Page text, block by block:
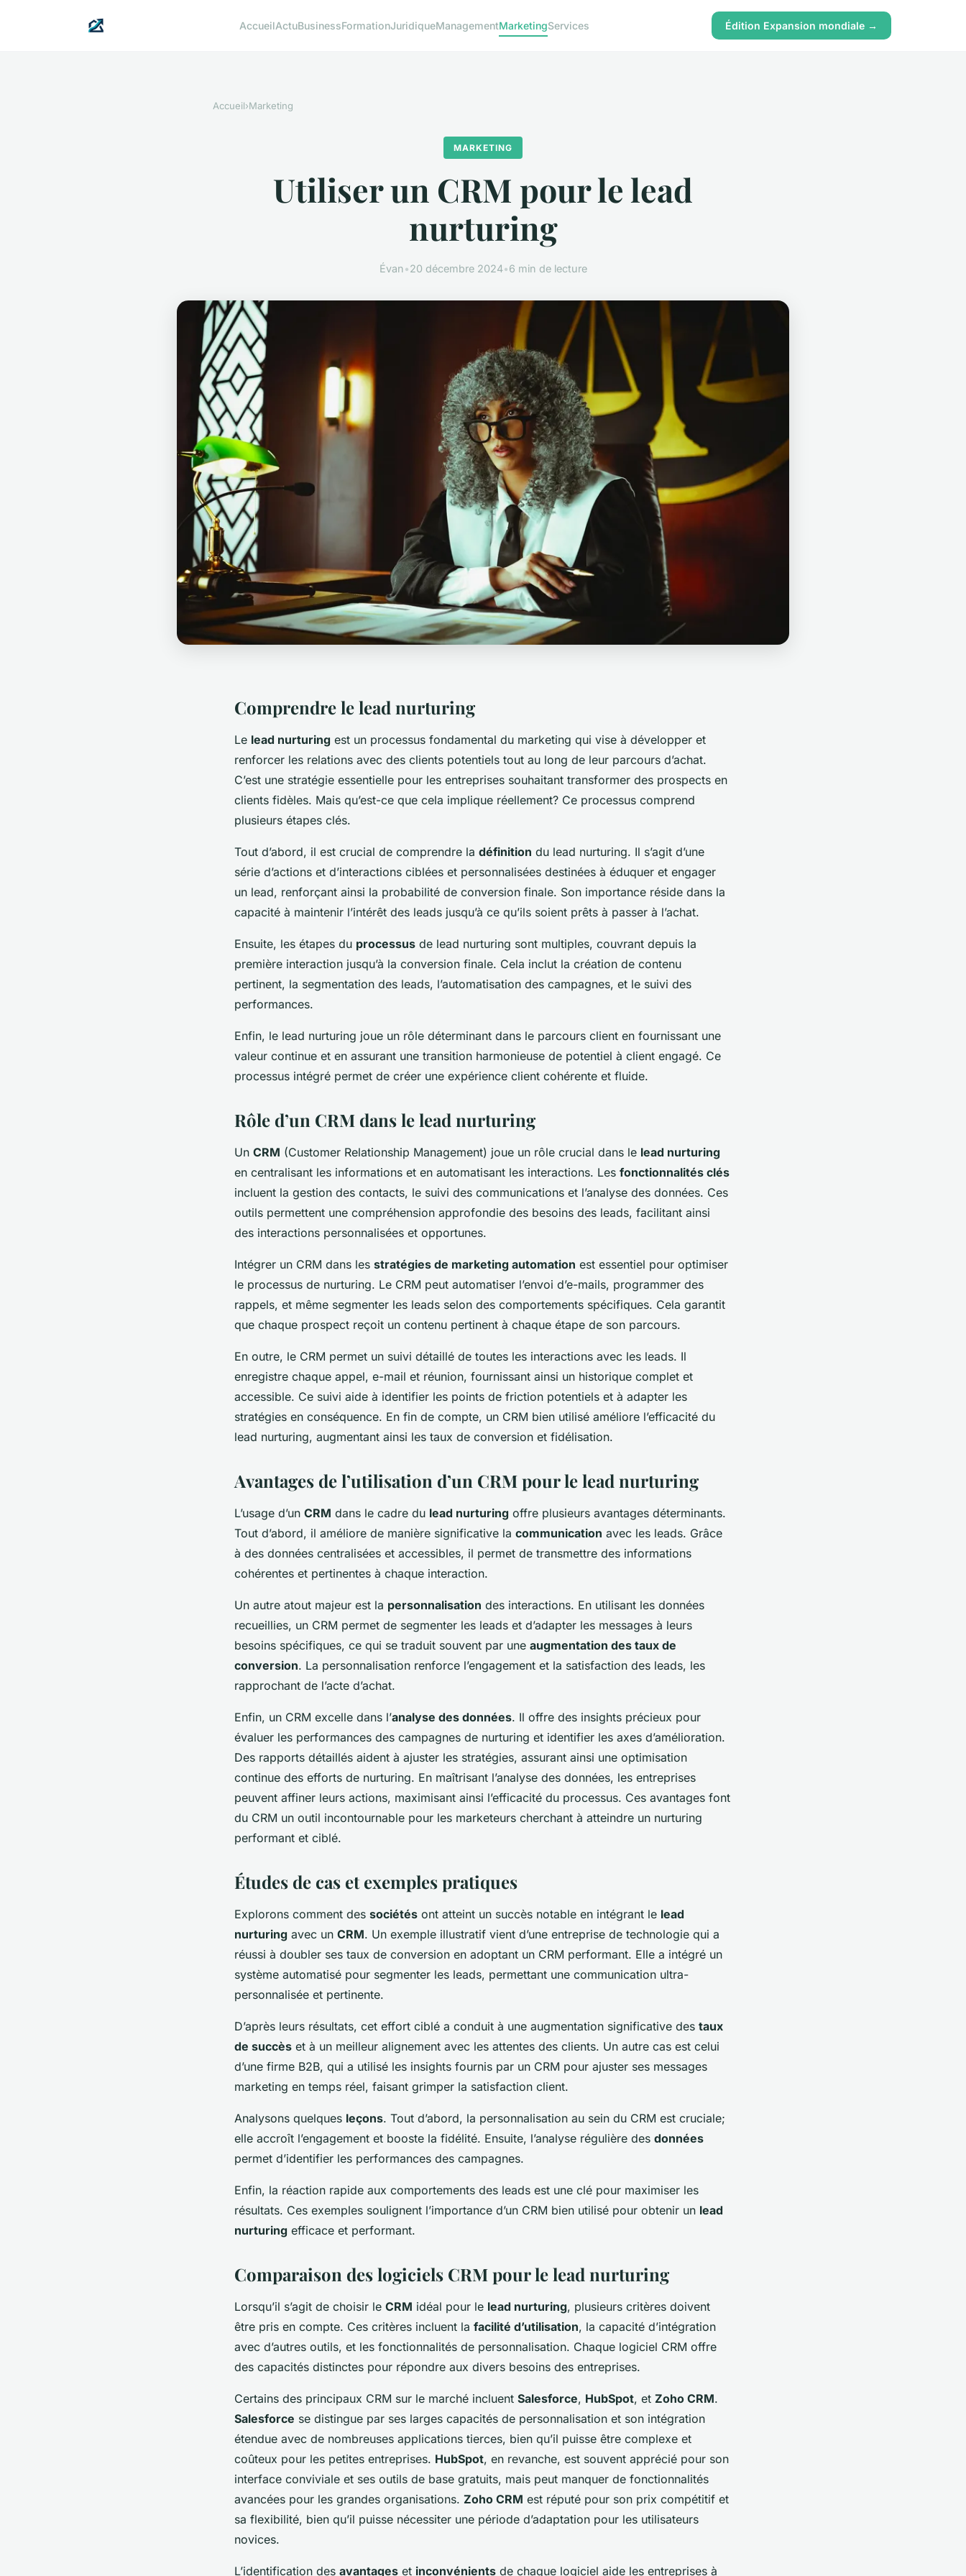
AccueilActuBusinessFormationJuridiqueManagementMarketingServices Édition Expansion mondiale →
Accueil›Marketing
MARKETING
Utiliser un CRM pour le lead
nurturing
Évan•20 décembre 2024•6 min de lecture
Comprendre le lead nurturing
Le lead nurturing est un processus fondamental du marketing qui vise à développer et
renforcer les relations avec des clients potentiels tout au long de leur parcours d’achat.
C’est une stratégie essentielle pour les entreprises souhaitant transformer des prospects en
clients fidèles. Mais qu’est-ce que cela implique réellement? Ce processus comprend
plusieurs étapes clés.
Tout d’abord, il est crucial de comprendre la définition du lead nurturing. Il s’agit d’une
série d’actions et d’interactions ciblées et personnalisées destinées à éduquer et engager
un lead, renforçant ainsi la probabilité de conversion finale. Son importance réside dans la
capacité à maintenir l’intérêt des leads jusqu’à ce qu’ils soient prêts à passer à l’achat.
Ensuite, les étapes du processus de lead nurturing sont multiples, couvrant depuis la
première interaction jusqu’à la conversion finale. Cela inclut la création de contenu
pertinent, la segmentation des leads, l’automatisation des campagnes, et le suivi des
performances.
Enfin, le lead nurturing joue un rôle déterminant dans le parcours client en fournissant une
valeur continue et en assurant une transition harmonieuse de potentiel à client engagé. Ce
processus intégré permet de créer une expérience client cohérente et fluide.
Rôle d’un CRM dans le lead nurturing
Un CRM (Customer Relationship Management) joue un rôle crucial dans le lead nurturing
en centralisant les informations et en automatisant les interactions. Les fonctionnalités clés
incluent la gestion des contacts, le suivi des communications et l’analyse des données. Ces
outils permettent une compréhension approfondie des besoins des leads, facilitant ainsi
des interactions personnalisées et opportunes.
Intégrer un CRM dans les stratégies de marketing automation est essentiel pour optimiser
le processus de nurturing. Le CRM peut automatiser l’envoi d’e-mails, programmer des
rappels, et même segmenter les leads selon des comportements spécifiques. Cela garantit
que chaque prospect reçoit un contenu pertinent à chaque étape de son parcours.
En outre, le CRM permet un suivi détaillé de toutes les interactions avec les leads. Il
enregistre chaque appel, e-mail et réunion, fournissant ainsi un historique complet et
accessible. Ce suivi aide à identifier les points de friction potentiels et à adapter les
stratégies en conséquence. En fin de compte, un CRM bien utilisé améliore l’efficacité du
lead nurturing, augmentant ainsi les taux de conversion et fidélisation.
Avantages de l’utilisation d’un CRM pour le lead nurturing
L’usage d’un CRM dans le cadre du lead nurturing offre plusieurs avantages déterminants.
Tout d’abord, il améliore de manière significative la communication avec les leads. Grâce
à des données centralisées et accessibles, il permet de transmettre des informations
cohérentes et pertinentes à chaque interaction.
Un autre atout majeur est la personnalisation des interactions. En utilisant les données
recueillies, un CRM permet de segmenter les leads et d’adapter les messages à leurs
besoins spécifiques, ce qui se traduit souvent par une augmentation des taux de
conversion. La personnalisation renforce l’engagement et la satisfaction des leads, les
rapprochant de l’acte d’achat.
Enfin, un CRM excelle dans l’analyse des données. Il offre des insights précieux pour
évaluer les performances des campagnes de nurturing et identifier les axes d’amélioration.
Des rapports détaillés aident à ajuster les stratégies, assurant ainsi une optimisation
continue des efforts de nurturing. En maîtrisant l’analyse des données, les entreprises
peuvent affiner leurs actions, maximisant ainsi l’efficacité du processus. Ces avantages font
du CRM un outil incontournable pour les marketeurs cherchant à atteindre un nurturing
performant et ciblé.
Études de cas et exemples pratiques
Explorons comment des sociétés ont atteint un succès notable en intégrant le lead
nurturing avec un CRM. Un exemple illustratif vient d’une entreprise de technologie qui a
réussi à doubler ses taux de conversion en adoptant un CRM performant. Elle a intégré un
système automatisé pour segmenter les leads, permettant une communication ultra-
personnalisée et pertinente.
D’après leurs résultats, cet effort ciblé a conduit à une augmentation significative des taux
de succès et à un meilleur alignement avec les attentes des clients. Un autre cas est celui
d’une firme B2B, qui a utilisé les insights fournis par un CRM pour ajuster ses messages
marketing en temps réel, faisant grimper la satisfaction client.
Analysons quelques leçons. Tout d’abord, la personnalisation au sein du CRM est cruciale;
elle accroît l’engagement et booste la fidélité. Ensuite, l’analyse régulière des données
permet d’identifier les performances des campagnes.
Enfin, la réaction rapide aux comportements des leads est une clé pour maximiser les
résultats. Ces exemples soulignent l’importance d’un CRM bien utilisé pour obtenir un lead
nurturing efficace et performant.
Comparaison des logiciels CRM pour le lead nurturing
Lorsqu’il s’agit de choisir le CRM idéal pour le lead nurturing, plusieurs critères doivent
être pris en compte. Ces critères incluent la facilité d’utilisation, la capacité d’intégration
avec d’autres outils, et les fonctionnalités de personnalisation. Chaque logiciel CRM offre
des capacités distinctes pour répondre aux divers besoins des entreprises.
Certains des principaux CRM sur le marché incluent Salesforce, HubSpot, et Zoho CRM.
Salesforce se distingue par ses larges capacités de personnalisation et son intégration
étendue avec de nombreuses applications tierces, bien qu’il puisse être complexe et
coûteux pour les petites entreprises. HubSpot, en revanche, est souvent apprécié pour son
interface conviviale et ses outils de base gratuits, mais peut manquer de fonctionnalités
avancées pour les grandes organisations. Zoho CRM est réputé pour son prix compétitif et
sa flexibilité, bien qu’il puisse nécessiter une période d’adaptation pour les utilisateurs
novices.
L’identification des avantages et inconvénients de chaque logiciel aide les entreprises à